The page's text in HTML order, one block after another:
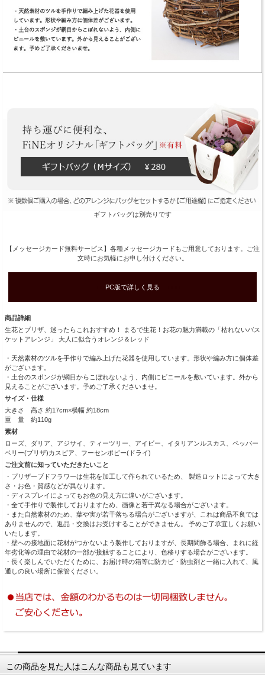
ギフトバッグは別売りです
【メッセージカード無料サービス】各種メッセージカードもご用意しております。ご注
文時にお気軽にお申し付けください。
PC版で詳しく見る
商品詳細
生花とプリザ、迷ったらこれおすすめ！ まるで生花！お花の魅力満載の「枯れないバス
ケットアレンジ」 大人に似合うオレンジ＆レッド
・天然素材のツルを手作りで編み上げた花器を使用しています。形状や編み方に個体差
がございます。
・土台のスポンジが網目からこぼれないよう、内側にビニールを敷いています。外から
見えることがございます。予めご了承くださいませ。
サイズ・仕様
大きさ 高さ 約17cm×横幅 約18cm
重 量 約110g
素材
ローズ、ダリア、アジサイ、ティーツリー、アイビー、イタリアンルスカス、ペッパー
ベリー(プリザ)カスピア、フーセンポピー(ドライ)
ご注文前に知っていただきたいこと
・プリザーブドフラワーは生花を加工して作られているため、 製造ロットによって大き
さ・お色・質感などが異なります。
・ディスプレイによってもお色の見え方に違いがございます。
・全て手作りで製作しておりますため、画像と若干異なる場合がございます。
・また自然素材のため、葉や実が若干落ちる場合がございますが、これは商品不良では
ありませんので、返品・交換はお受けすることができません。 予めご了承宜しくお願い
いたします。
・壁への接地面に花材がつかないよう製作しておりますが、長期間飾る場合、まれに経
年劣化等の理由で花材の一部が接触することにより、色移りする場合がございます。
・長く楽しんでいただくために、お届け時の箱等に防カビ・防虫剤と一緒に入れて、風
通しの良い場所に保管ください。
この商品を見た人はこんな商品も見ています